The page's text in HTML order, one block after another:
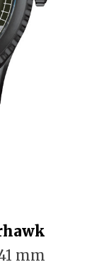
mm